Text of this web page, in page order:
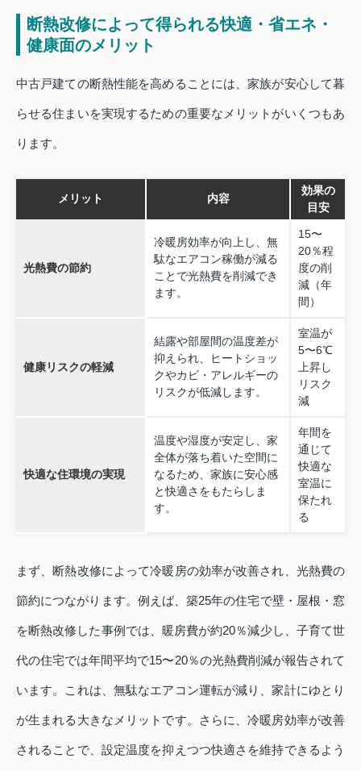
断熱改修によって得られる快適・省エネ・
健康面のメリット
中古戸建ての断熱性能を高めることには、家族が安心して暮
らせる住まいを実現するための重要なメリットがいくつもあ
ります。
メリット 内容
効果の
目安
光熱費の節約
冷暖房効率が向上し、無
駄なエアコン稼働が減る
ことで光熱費を削減でき
ます。
15〜
20％程
度の削
減（年
間）
健康リスクの軽減
結露や部屋間の温度差が
抑えられ、ヒートショッ
クやカビ・アレルギーの
リスクが低減します。
室温が
5〜6℃
上昇し
リスク
減
快適な住環境の実現
温度や湿度が安定し、家
全体が落ち着いた空間に
なるため、家族に安心感
と快適さをもたらしま
す。
年間を
通じて
快適な
室温に
保たれ
る
まず、断熱改修によって冷暖房の効率が改善され、光熱費の
節約につながります。例えば、築25年の住宅で壁・屋根・窓
を断熱改修した事例では、暖房費が約20％減少し、子育て世
代の住宅では年間平均で15〜20％の光熱費削減が報告されて
います。これは、無駄なエアコン運転が減り、家計にゆとり
が生まれる大きなメリットです。さらに、冷暖房効率が改善
されることで、設定温度を抑えつつ快適さを維持できるよう